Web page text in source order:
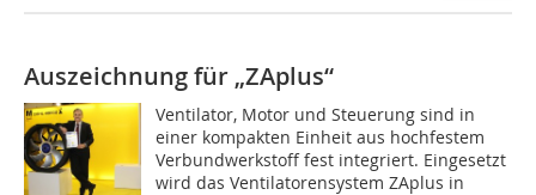
Auszeichnung für „ZAplus“
Ventilator, Motor und Steuerung sind in
einer kompakten Einheit aus hochfestem
Verbundwerkstoff fest integriert. Eingesetzt
wird das Ventilatorensystem ZAplus in